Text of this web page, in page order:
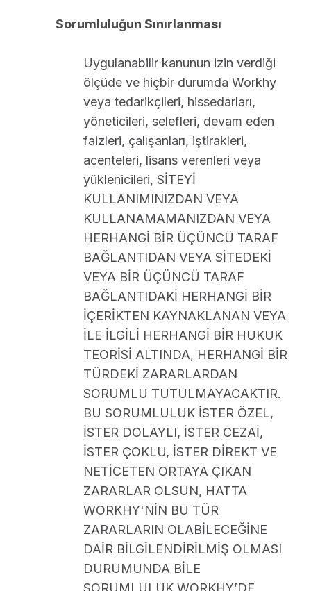
Sorumluluğun Sınırlanması
Uygulanabilir kanunun izin verdiği
ölçüde ve hiçbir durumda Workhy
veya tedarikçileri, hissedarları,
yöneticileri, selefleri, devam eden
faizleri, çalışanları, iştirakleri,
acenteleri, lisans verenleri veya
yüklenicileri, SİTEYİ
KULLANIMINIZDAN VEYA
KULLANAMAMANIZDAN VEYA
HERHANGİ BİR ÜÇÜNCÜ TARAF
BAĞLANTIDAN VEYA SİTEDEKİ
VEYA BİR ÜÇÜNCÜ TARAF
BAĞLANTIDAKİ HERHANGİ BİR
İÇERİKTEN KAYNAKLANAN VEYA
İLE İLGİLİ HERHANGİ BİR HUKUK
TEORİSİ ALTINDA, HERHANGİ BİR
TÜRDEKİ ZARARLARDAN
SORUMLU TUTULMAYACAKTIR.
BU SORUMLULUK İSTER ÖZEL,
İSTER DOLAYLI, İSTER CEZAİ,
İSTER ÇOKLU, İSTER DİREKT VE
NETİCETEN ORTAYA ÇIKAN
ZARARLAR OLSUN, HATTA
WORKHY'NİN BU TÜR
ZARARLARIN OLABİLECEĞİNE
DAİR BİLGİLENDİRİLMİŞ OLMASI
DURUMUNDA BİLE
SORUMLULUK WORKHY’DE